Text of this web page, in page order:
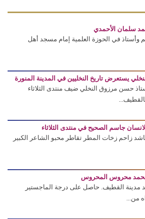
سلمان الأحمدي
وأستاذ في الحوزة العلمية إمام مسجد أهل
يستعرض تاريخ النخليين في المدينة المنورة
حسن مرزوق النخلي ضيف منتدى الثلاثاء
جاسم الصحيح في منتدى الثلاثاء
زاحم زخات المطر تقاطر محبو الشاعر الكبير
محمد محروس المحروس
مدينة القطيف. حاصل على درجة الماجستير
من...